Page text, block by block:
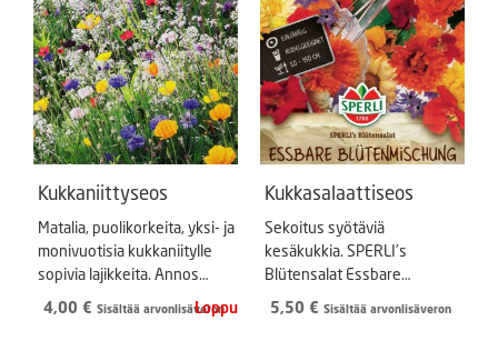
Kukkaniittyseos
Matalia, puolikorkeita, yksi- ja
monivuotisia kukkaniitylle
sopivia lajikkeita. Annos
riittää noin kolmelle neliölle.
4,00 € Sisältää arvonlisäveron
Kukkasalaattiseos
Sekoitus syötäviä
kesäkukkia. SPERLI’s
Blütensalat Essbare
Blütenmischung
5,50 € Sisältää arvonlisäveron